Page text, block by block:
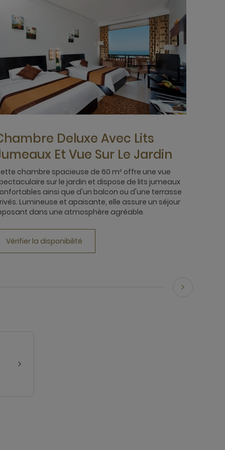
Deluxe Avec Lits
Et Vue Sur Le Jardin
chambre spacieuse de 60 m² offre une vue
sur le jardin et dispose de lits jumeaux
ainsi que d'un balcon ou d'une terrasse
Lumineuse et apaisante, elle assure un séjour
dans une atmosphère agréable.
Vérifier la disponibilité